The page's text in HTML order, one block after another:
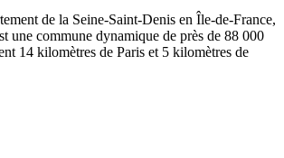
de la Seine-Saint-Denis en Île-de-France,
une commune dynamique de près de 88 000
14 kilomètres de Paris et 5 kilomètres de